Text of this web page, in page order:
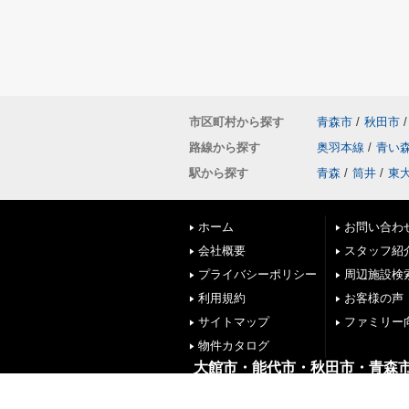
市区町村から探す 青森市 / 秋田市 /
路線から探す
奥羽本線 / 青い
駅から探す
青森 / 筒井 / 東
ホーム
会社概要
プライバシーポリシー
利用規約
サイトマップ
物件カタログ
お問い合わ
スタッフ紹
周辺施設検
お客様の声
ファミリー
大館市・能代市・秋田市・青森